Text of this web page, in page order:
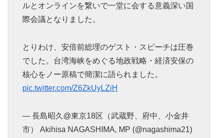
ルとオンラインを繋いで一堂に会する意義深い国
際会議となりました。
とりわけ、安倍前総理のゲスト・スピーチは圧巻
でした。台湾海峡をめぐる地政戦略・経済安保の
核心をノー原稿で簡潔に語られました。
pic.twitter.com/Z6ZkUyLZiH
— 長島昭久@東京18区（武蔵野、府中、小金井
市） Akihisa NAGASHIMA, MP (@nagashima21)